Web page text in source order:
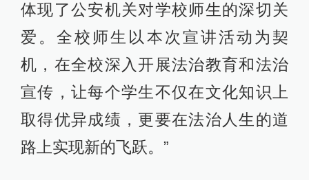
体现了公安机关对学校师生的深切关
爱。全校师生以本次宣讲活动为契
机，在全校深入开展法治教育和法治
宣传，让每个学生不仅在文化知识上
取得优异成绩，更要在法治人生的道
路上实现新的飞跃。”